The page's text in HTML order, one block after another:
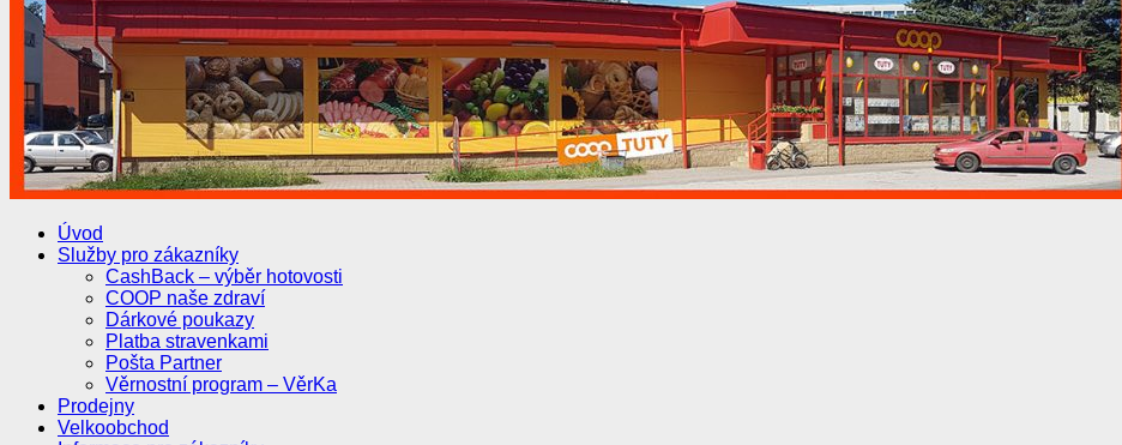
Úvod
Služby pro zákazníky
CashBack – výběr hotovosti
COOP naše zdraví
Dárkové poukazy
Platba stravenkami
Pošta Partner
Věrnostní program – VěrKa
Prodejny
Velkoobchod